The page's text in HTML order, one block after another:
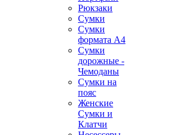
Рюкзаки
Сумки
Сумки
формата А4
Сумки
дорожные -
Чемоданы
Сумки на
пояс
Женские
Сумки и
Клатчи